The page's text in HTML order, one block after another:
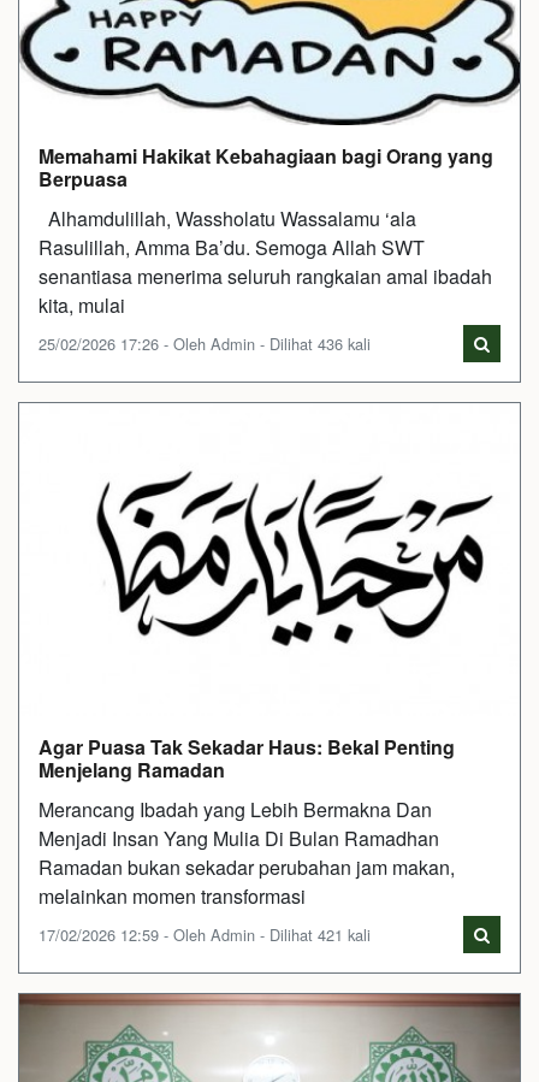
Memahami Hakikat Kebahagiaan bagi Orang yang
Berpuasa
Alhamdulillah, Wassholatu Wassalamu ‘ala
Rasulillah, Amma Ba’du. Semoga Allah SWT
senantiasa menerima seluruh rangkaian amal ibadah
kita, mulai
25/02/2026 17:26 - Oleh Admin - Dilihat 436 kali
Agar Puasa Tak Sekadar Haus: Bekal Penting
Menjelang Ramadan
Merancang Ibadah yang Lebih Bermakna Dan
Menjadi Insan Yang Mulia Di Bulan Ramadhan
Ramadan bukan sekadar perubahan jam makan,
melainkan momen transformasi
17/02/2026 12:59 - Oleh Admin - Dilihat 421 kali